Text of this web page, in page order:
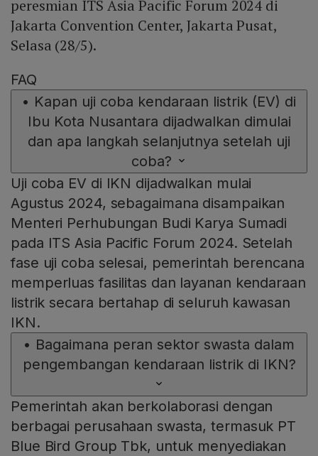
peresmian ITS Asia Pacific Forum 2024 di
Jakarta Convention Center, Jakarta Pusat,
Selasa (28/5).
FAQ
• Kapan uji coba kendaraan listrik (EV) di
Ibu Kota Nusantara dijadwalkan dimulai
dan apa langkah selanjutnya setelah uji
coba?
Uji coba EV di IKN dijadwalkan mulai
Agustus 2024, sebagaimana disampaikan
Menteri Perhubungan Budi Karya Sumadi
pada ITS Asia Pacific Forum 2024. Setelah
fase uji coba selesai, pemerintah berencana
memperluas fasilitas dan layanan kendaraan
listrik secara bertahap di seluruh kawasan
IKN.
• Bagaimana peran sektor swasta dalam
pengembangan kendaraan listrik di IKN?
Pemerintah akan berkolaborasi dengan
berbagai perusahaan swasta, termasuk PT
Blue Bird Group Tbk, untuk menyediakan